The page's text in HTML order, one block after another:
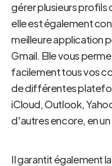
gérer plusieurs profils
elle est également
meilleure application
Gmail. Elle vous
facilement tous vos
de différentes
iCloud, Outlook,
d'autres encore, en un
Il garantit également